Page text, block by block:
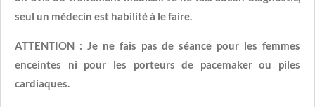
seul un médecin est habilité à le faire.
ATTENTION : Je ne fais pas de séance pour les femmes
enceintes ni pour les porteurs de pacemaker ou piles
cardiaques.